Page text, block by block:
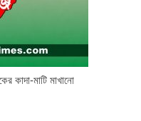
কাদা-মাটি মাখানো